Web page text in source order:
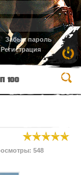
Забыл пароль
Регистрация
100
548